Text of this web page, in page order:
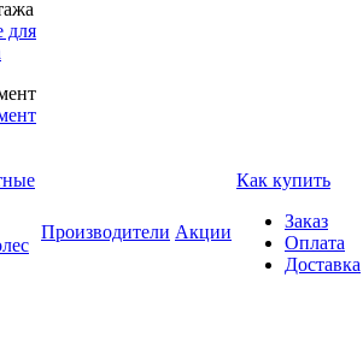
для
Производители Акции
Как купить
Заказ
Оплата
Доставка